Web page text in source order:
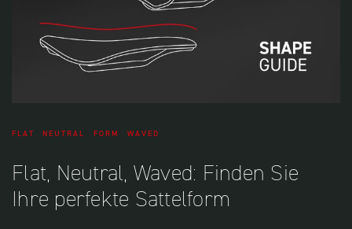
FLAT NEUTRAL FORM WAVED
Flat, Neutral, Waved: Finden Sie
Ihre perfekte Sattelform